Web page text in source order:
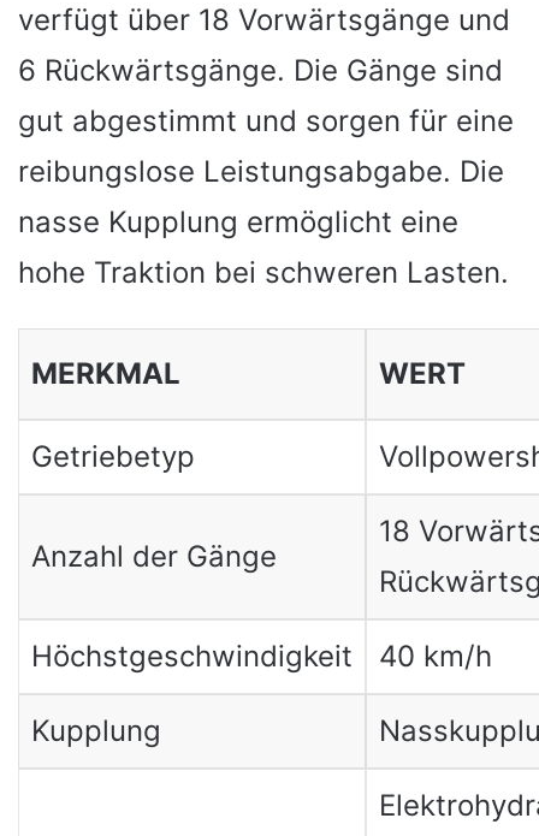
verfügt über 18 Vorwärtsgänge und
6 Rückwärtsgänge. Die Gänge sind
gut abgestimmt und sorgen für eine
reibungslose Leistungsabgabe. Die
nasse Kupplung ermöglicht eine
hohe Traktion bei schweren Lasten.
MERKMAL WERT
Getriebetyp
Anzahl der Gänge
18
Höchstgeschwindigkeit 40 km/h
Kupplung